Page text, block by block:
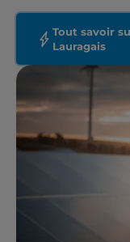
Tout savoir
Lauragais